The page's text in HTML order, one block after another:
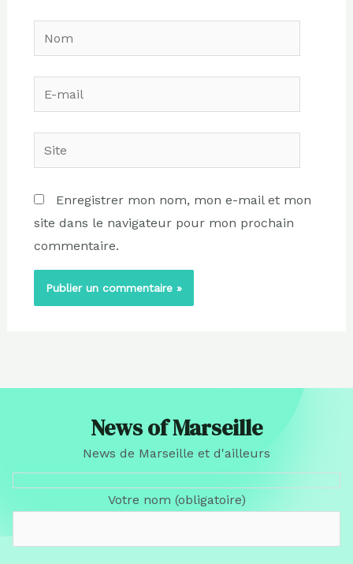
Nom
E-
mail
Site
Enregistrer mon nom, mon e-mail et mon
site dans le navigateur pour mon prochain
commentaire.
News of Marseille
News de Marseille et d'ailleurs
Votre nom (obligatoire)